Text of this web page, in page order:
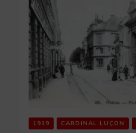
1919 CARDINAL LUÇON